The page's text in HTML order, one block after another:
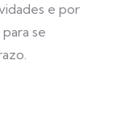
e por
se